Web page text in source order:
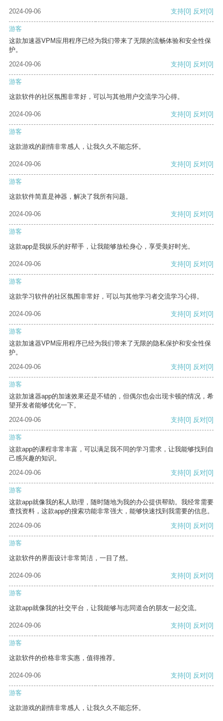
2024-09-06
支持[0] 反对[0]
游客
这款加速器VPM应用程序已经为我们带来了无限的流畅体验和安全性保
护。
2024-09-06
支持[0] 反对[0]
游客
这款软件的社区氛围非常好，可以与其他用户交流学习心得。
2024-09-06 支持[0] 反对[0]
游客
这款游戏的剧情非常感人，让我久久不能忘怀。
2024-09-06 支持[0] 反对[0]
游客
这款软件简直是神器，解决了我所有问题。
2024-09-06 支持[0] 反对[0]
游客
这款app是我娱乐的好帮手，让我能够放松身心，享受美好时光。
2024-09-06 支持[0] 反对[0]
游客
这款学习软件的社区氛围非常好，可以与其他学习者交流学习心得。
2024-09-06 支持[0] 反对[0]
游客
这款加速器VPM应用程序已经为我们带来了无限的隐私保护和安全性保
护。
2024-09-06
支持[0] 反对[0]
游客
这款加速器app的加速效果还是不错的，但偶尔也会出现卡顿的情况，希
望开发者能够优化一下。
2024-09-06
支持[0] 反对[0]
游客
这款app的课程非常丰富，可以满足我不同的学习需求，让我能够找到自
己感兴趣的知识。
2024-09-06
支持[0] 反对[0]
游客
这款app就像我的私人助理，随时随地为我的办公提供帮助。我经常需要
查找资料，这款app的搜索功能非常强大，能够快速找到我需要的信息。
2024-09-06
支持[0] 反对[0]
游客
这款软件的界面设计非常简洁，一目了然。
2024-09-06 支持[0] 反对[0]
游客
这款app就像我的社交平台，让我能够与志同道合的朋友一起交流。
2024-09-06 支持[0] 反对[0]
游客
这款软件的价格非常实惠，值得推荐。
2024-09-06 支持[0] 反对[0]
游客
这款游戏的剧情非常感人，让我久久不能忘怀。